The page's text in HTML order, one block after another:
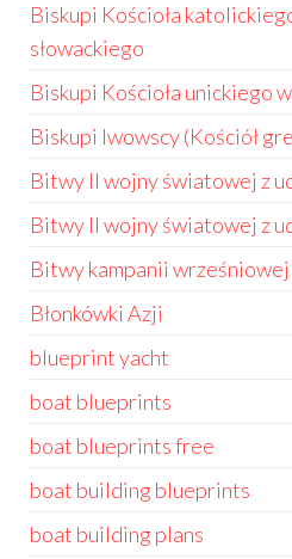
Biskupi Kościoła
słowackiego
Biskupi Kościoła unickiego
Biskupi lwowscy (Kościół
Bitwy II wojny światowej z
Bitwy II wojny światowej z
Bitwy kampanii wrześniowej
Błonkówki Azji
blueprint yacht
boat blueprints
boat blueprints free
boat building blueprints
boat building plans